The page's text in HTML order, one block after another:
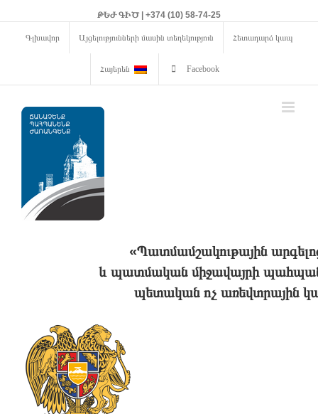
ԹԵԺ ԳԻԾ | +374 (10) 58-74-25
Գլխավոր Այցելությունների մասին տեղեկություն Հետադարձ կապ
Հայերեն Facebook
«Պատմամշակութային
և պատմական միջավայրի
պետական ոչ առեվտրային